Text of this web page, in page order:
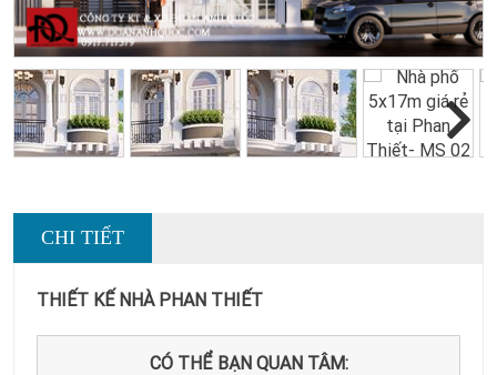
CHI TIẾT
THIẾT KẾ NHÀ PHAN THIẾT
CÓ THỂ BẠN QUAN TÂM: